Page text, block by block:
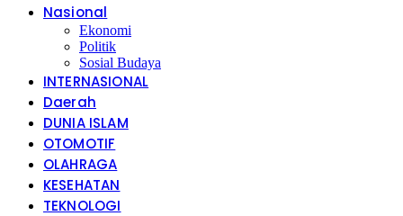
Nasional
Ekonomi
Politik
Sosial Budaya
INTERNASIONAL
Daerah
DUNIA ISLAM
OTOMOTIF
OLAHRAGA
KESEHATAN
TEKNOLOGI